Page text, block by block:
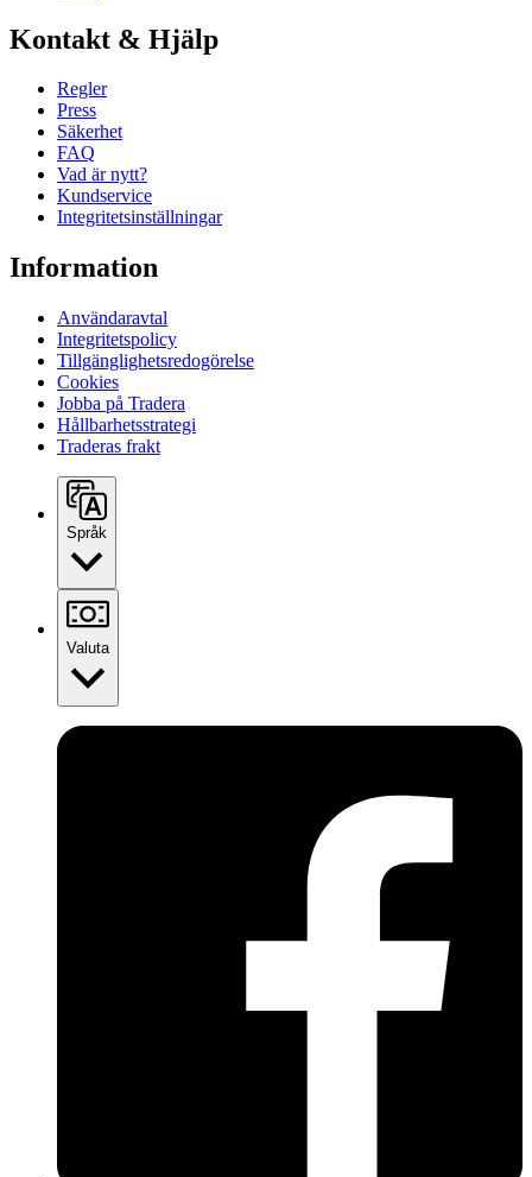
Kontakt & Hjälp
Regler
Press
Säkerhet
FAQ
Vad är nytt?
Kundservice
Integritetsinställningar
Information
Användaravtal
Integritetspolicy
Tillgänglighetsredogörelse
Cookies
Jobba på Tradera
Hållbarhetsstrategi
Traderas frakt
Språk
Valuta